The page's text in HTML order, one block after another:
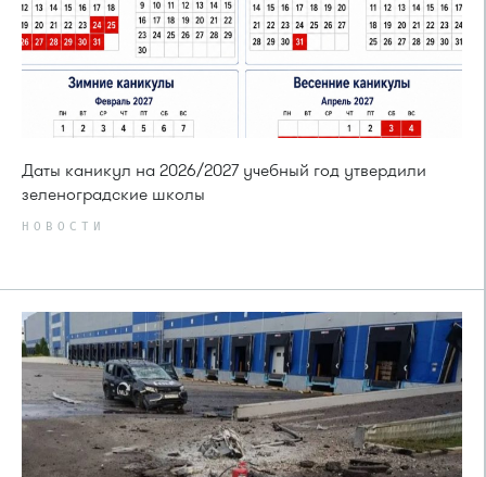
Даты каникул на 2026/2027 учебный год утвердили
зеленоградские школы
НОВОСТИ